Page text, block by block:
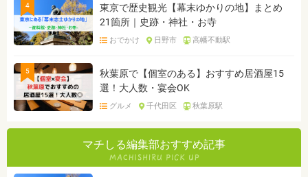
4
東京で歴史観光【幕末ゆかりの地】まとめ
21箇所｜史跡・神社・お寺
おでかけ 日野市 高幡不動駅
5
秋葉原で【個室のある】おすすめ居酒屋15
選！大人数・宴会OK
グルメ 千代田区 秋葉原駅
マチしる編集部おすすめ記事